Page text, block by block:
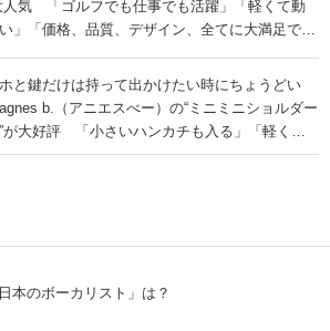
人気 「ゴルフでも仕事でも活躍」「軽くて動
」「価格、品質、デザイン、全てに大満足で
ホと鍵だけは持って出かけたい時にちょうどい
b.（アニエスべー）の“ミニミニショルダー
が大好評 「小さいハンカチも入る」「軽くて
活躍します
本のボーカリスト」は？